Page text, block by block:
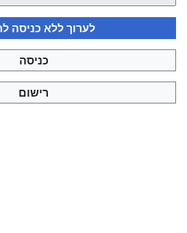
מדיניות פרטיות תצוגת מחשבים
לערוך ללא כניסה
כניסה
רישום